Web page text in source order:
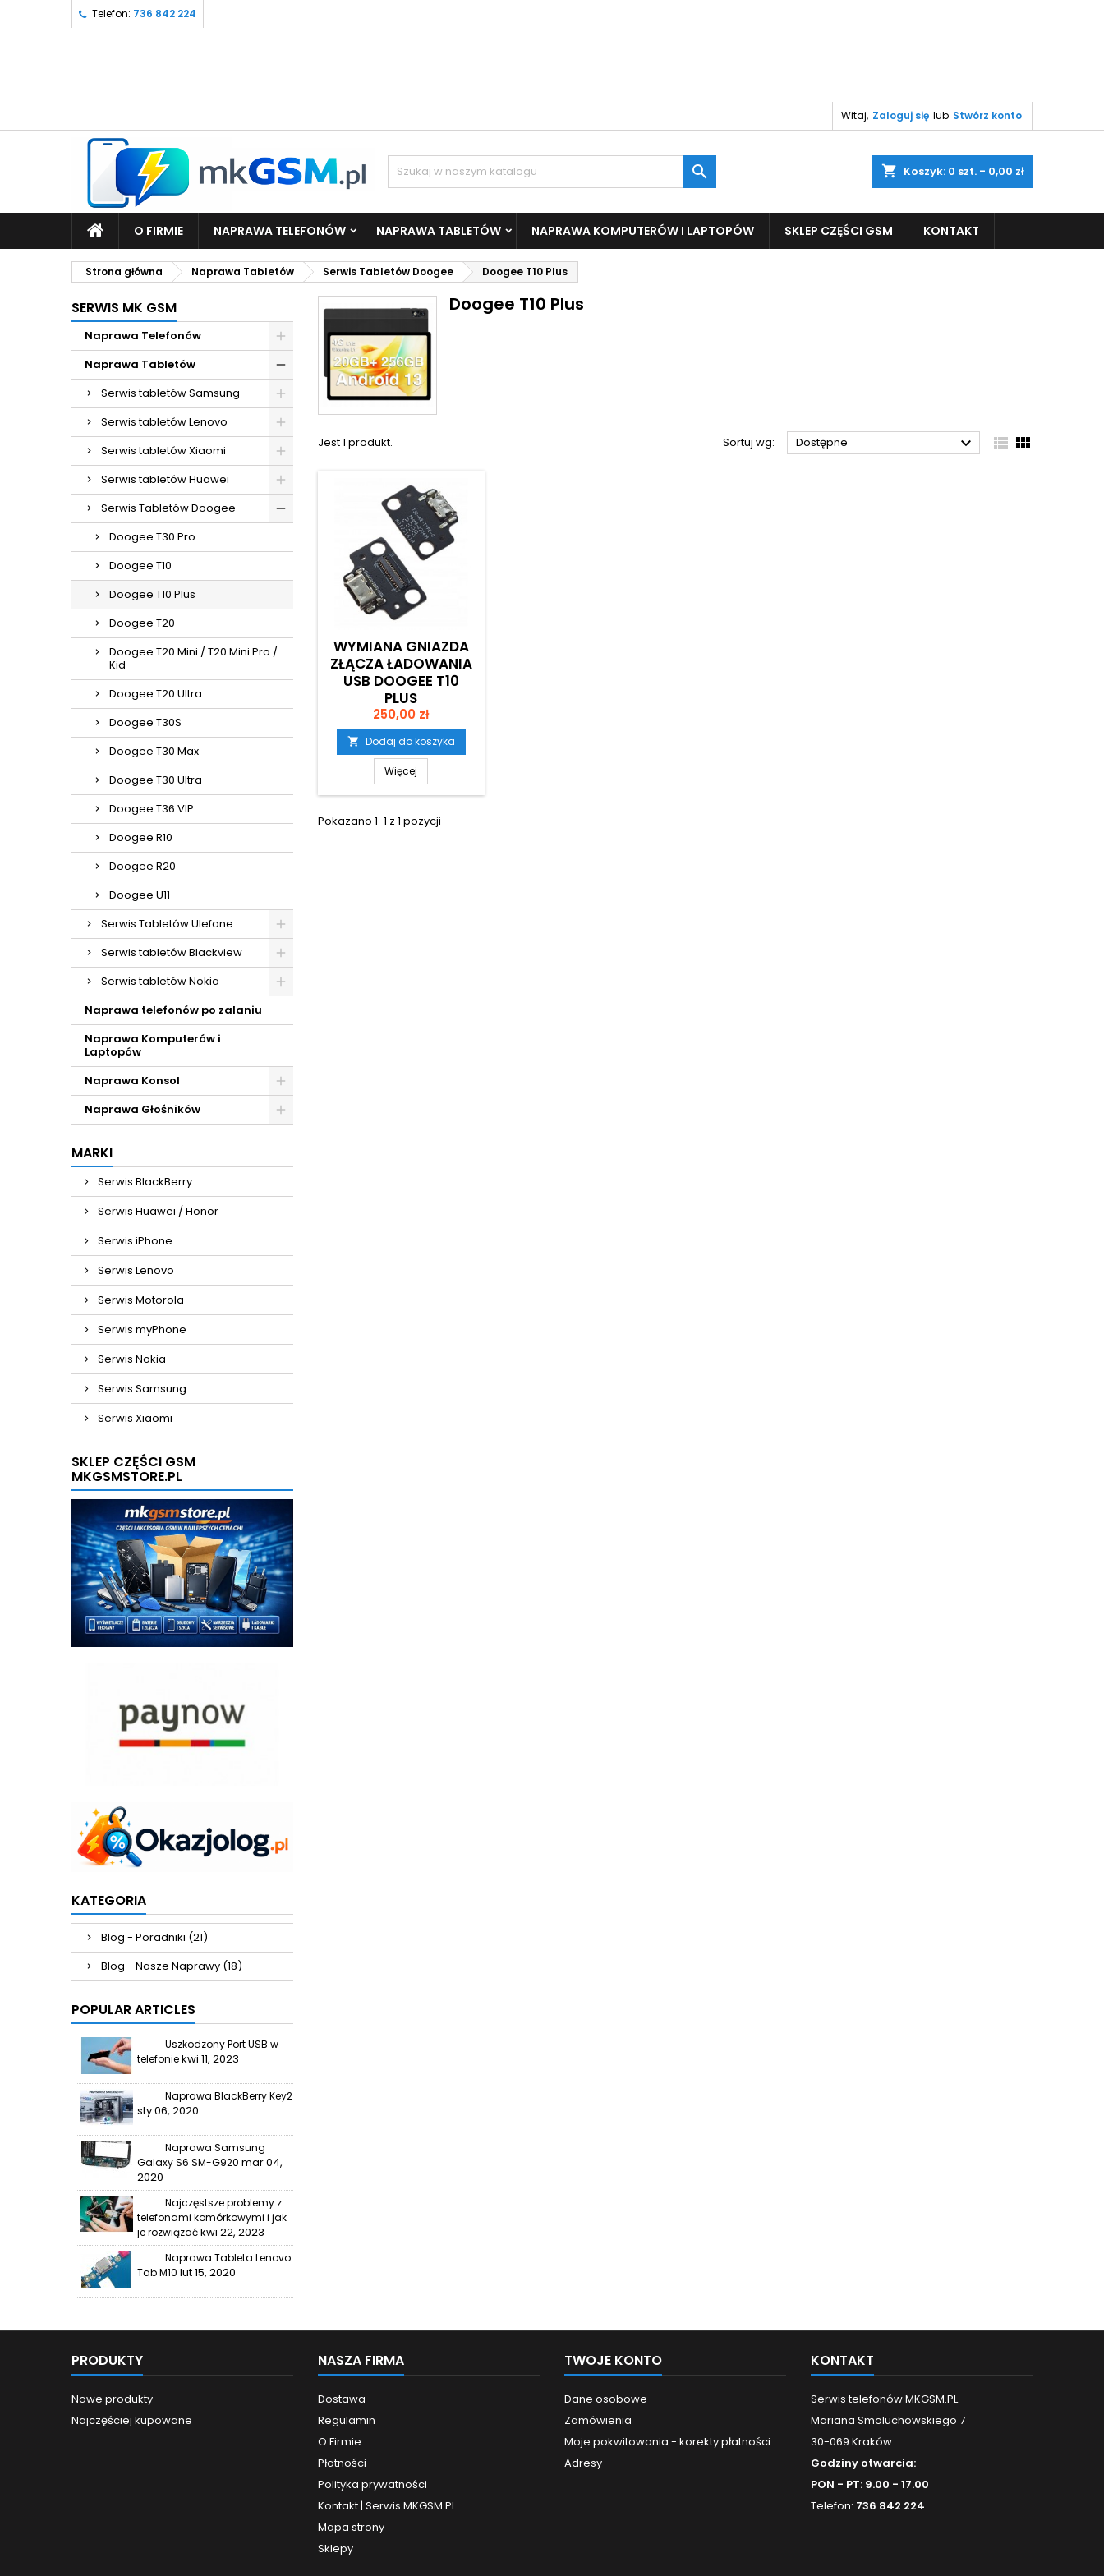
Telefon: 736 842 224
Witaj, Zaloguj się lub Stwórz konto
shopping_cart Koszyk: 0 szt. - 0,00 zł

O FIRMIE NAPRAWA TELEFONÓW NAPRAWA TABLETÓW NAPRAWA KOMPUTERÓW I LAPTOPÓW SKLEP CZĘŚCI GSM KONTAKT
Strona główna Naprawa Tabletów Serwis Tabletów Doogee Doogee T10 Plus
SERWIS MK GSM
Naprawa Telefonów
Naprawa Tabletów
Serwis tabletów Samsung
Serwis tabletów Lenovo
Serwis tabletów Xiaomi
Serwis tabletów Huawei
Serwis Tabletów Doogee
Doogee T30 Pro
Doogee T10
Doogee T10 Plus
Doogee T20
Doogee T20 Mini / T20 Mini Pro /
Kid
Doogee T20 Ultra
Doogee T30S
Doogee T30 Max
Doogee T30 Ultra
Doogee T36 VIP
Doogee R10
Doogee R20
Doogee U11
Serwis Tabletów Ulefone
Serwis tabletów Blackview
Serwis tabletów Nokia
Naprawa telefonów po zalaniu
Naprawa Komputerów i
Laptopów
Naprawa Konsol
Naprawa Głośników
MARKI
Serwis BlackBerry
Serwis Huawei / Honor
Serwis iPhone
Serwis Lenovo
Serwis Motorola
Serwis myPhone
Serwis Nokia
Serwis Samsung
Serwis Xiaomi
SKLEP CZĘŚCI GSM
MKGSMSTORE.PL
KATEGORIA
Blog - Poradniki (21)
Blog - Nasze Naprawy (18)
POPULAR ARTICLES
Uszkodzony Port USB w
telefoniekwi 11, 2023
Naprawa BlackBerry Key2
sty 06, 2020
Naprawa Samsung
Galaxy S6 SM-G920 mar 04,
2020
Najczęstsze problemy z
telefonami komórkowymi i jak
je rozwiązaćkwi 22, 2023
Naprawa Tableta Lenovo
Tab M10 lut 15, 2020
Doogee T10 Plus
Jest 1 produkt. Sortuj wg: Dostępne   
WYMIANA GNIAZDA
ZŁĄCZA ŁADOWANIA
USB DOOGEE T10
PLUS
Cena
250,00 zł
 Dodaj do koszyka
Więcej
Pokazano 1-1 z 1 pozycji
PRODUKTY
Nowe produkty
Najczęściej kupowane
NASZA FIRMA
Dostawa
Regulamin
O Firmie
Płatności
Polityka prywatności
Kontakt | Serwis MKGSM.PL
Mapa strony
Sklepy
TWOJE KONTO
Dane osobowe
Zamówienia
Moje pokwitowania - korekty płatności
Adresy
KONTAKT
Serwis telefonów MKGSM.PL
Mariana Smoluchowskiego 7
30-069 Kraków
Godziny otwarcia:
PON - PT: 9.00 - 17.00
Telefon: 736 842 224